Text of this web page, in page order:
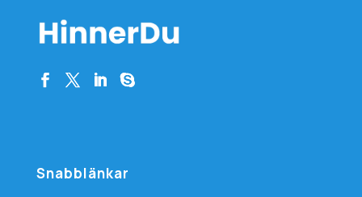
Snabblänkar